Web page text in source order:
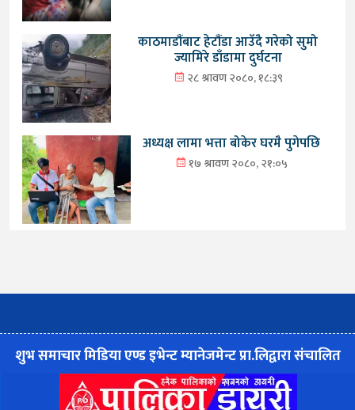
काठमाडौंबाट हेटौंडा आउँदै गरेको सुमो
ज्यामिरे डाँडामा दुर्घटना
२८ श्रावण २०८०, १८:३९
अध्यक्ष लामा भत्ता बोकेर घरमै पुगेपछि
१७ श्रावण २०८०, २१:०५
शुभ समाचार मिडिया एण्ड इभेन्ट म्यानेजमेन्ट प्रा.लिद्वारा संचालित